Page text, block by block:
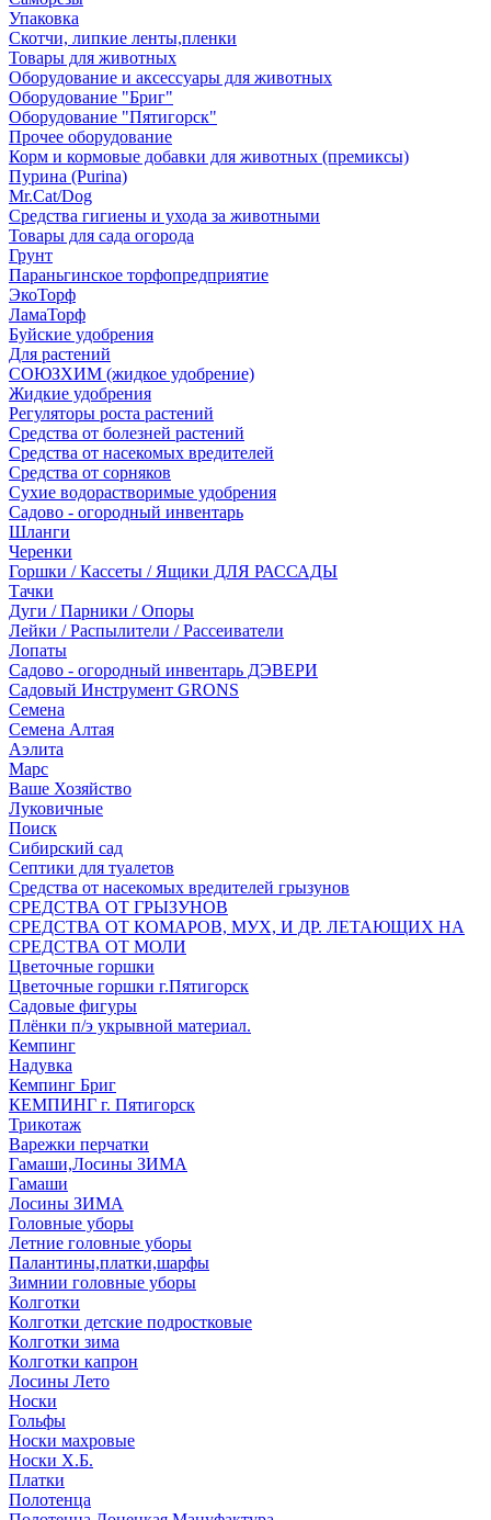
Упаковка
Скотчи, липкие ленты,пленки
Товары для животных
Оборудование и аксессуары для животных
Оборудование "Бриг"
Оборудование "Пятигорск"
Прочее оборудование
Корм и кормовые добавки для животных (премиксы)
Пурина (Purina)
Mr.Cat/Dog
Средства гигиены и ухода за животными
Товары для сада огорода
Грунт
Параньгинское торфопредприятие
ЭкоТорф
ЛамаТорф
Буйские удобрения
Для растений
СОЮЗХИМ (жидкое удобрение)
Жидкие удобрения
Регуляторы роста растений
Средства от болезней растений
Средства от насекомых вредителей
Средства от сорняков
Сухие водорастворимые удобрения
Садово - огородный инвентарь
Шланги
Черенки
Горшки / Кассеты / Ящики ДЛЯ РАССАДЫ
Тачки
Дуги / Парники / Опоры
Лейки / Распылители / Рассеиватели
Лопаты
Садово - огородный инвентарь ДЭВЕРИ
Садовый Инструмент GRONS
Семена
Семена Алтая
Аэлита
Марс
Ваше Хозяйство
Луковичные
Поиск
Сибирский сад
Септики для туалетов
Средства от насекомых вредителей грызунов
СPEДСТВА ОТ ГРЫЗУНОВ
СРЕДСТВА ОТ КОМАРОВ, МУХ, И ДР. ЛЕТАЮЩИХ НА
СРЕДСТВА ОТ МОЛИ
Цветочные горшки
Цветочные горшки г.Пятигорск
Садовые фигуры
Плёнки п/э укрывной материал.
Кемпинг
Надувка
Кемпинг Бриг
КЕМПИНГ г. Пятигорск
Трикотаж
Варежки перчатки
Гамаши,Лосины ЗИМА
Гамаши
Лосины ЗИМА
Головные уборы
Летние головные уборы
Палантины,платки,шарфы
Зимнии головные уборы
Колготки
Колготки детские подростковые
Колготки зима
Колготки капрон
Лосины Лето
Носки
Гольфы
Носки махровые
Носки Х.Б.
Платки
Полотенца